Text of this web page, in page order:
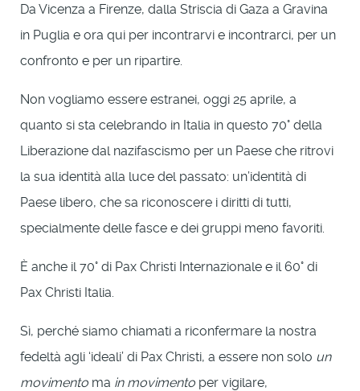
Da Vicenza a Firenze, dalla Striscia di Gaza a Gravina
in Puglia e ora qui per incontrarvi e incontrarci, per un
confronto e per un ripartire.
Non vogliamo essere estranei, oggi 25 aprile, a
quanto si sta celebrando in Italia in questo 70° della
Liberazione dal nazifascismo per un Paese che ritrovi
la sua identità alla luce del passato: un’identità di
Paese libero, che sa riconoscere i diritti di tutti,
specialmente delle fasce e dei gruppi meno favoriti.
È anche il 70° di Pax Christi Internazionale e il 60° di
Pax Christi Italia.
Sì, perché siamo chiamati a riconfermare la nostra
fedeltà agli ‘ideali’ di Pax Christi, a essere non solo un
movimento ma in movimento per vigilare,